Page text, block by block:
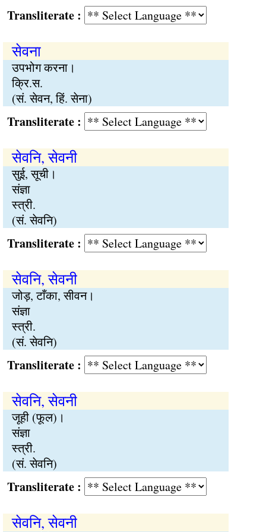
:
सेवना
उपभोग करना।
क्रि.स.
(सं. सेवन, हिं. सेना)
:
सेवनि, सेवनी
सुई, सूची।
संज्ञा
स्त्री.
(सं. सेवनि)
:
सेवनि, सेवनी
जोड़, टाँका, सीवन।
संज्ञा
स्त्री.
(सं. सेवनि)
:
सेवनि, सेवनी
जूही (फूल)।
संज्ञा
स्त्री.
(सं. सेवनि)
:
सेवनि, सेवनी